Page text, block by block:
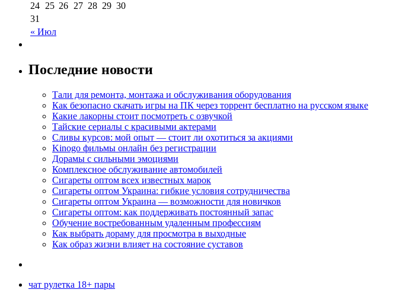
« Июл
24 25 26 27 28 29 30
31
Последние новости
Тали для ремонта, монтажа и обслуживания оборудования
Как безопасно скачать игры на ПК через торрент бесплатно на русском языке
Какие лакорны стоит посмотреть с озвучкой
Тайские сериалы с красивыми актерами
Сливы курсов: мой опыт — стоит ли охотиться за акциями
Kinogo фильмы онлайн без регистрации
Дорамы с сильными эмоциями
Комплексное обслуживание автомобилей
Сигареты оптом всех известных марок
Сигареты оптом Украина: гибкие условия сотрудничества
Сигареты оптом Украина — возможности для новичков
Сигареты оптом: как поддерживать постоянный запас
Обучение востребованным удаленным профессиям
Как выбрать дораму для просмотра в выходные
Как образ жизни влияет на состояние суставов
чат рулетка 18+ пары